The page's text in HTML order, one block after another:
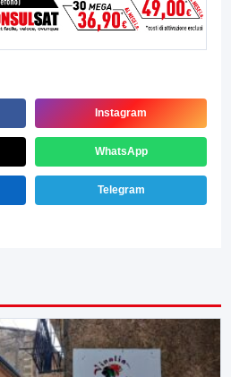
Instagram
WhatsApp
Telegram